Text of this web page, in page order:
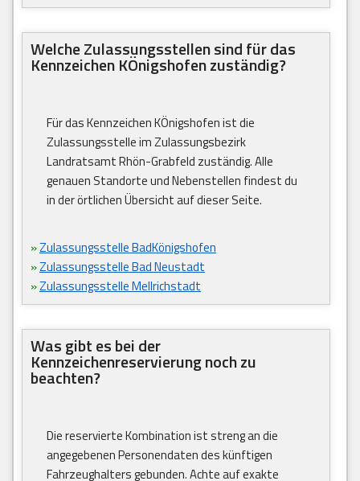
Welche Zulassungsstellen sind für das
Kennzeichen KÖnigshofen zuständig?
Für das Kennzeichen KÖnigshofen ist die
Zulassungsstelle im Zulassungsbezirk
Landratsamt Rhön-Grabfeld zuständig. Alle
genauen Standorte und Nebenstellen findest du
in der örtlichen Übersicht auf dieser Seite.
»Zulassungsstelle BadKönigshofen
»Zulassungsstelle Bad Neustadt
»Zulassungsstelle Mellrichstadt
Was gibt es bei der
Kennzeichenreservierung noch zu
beachten?
Die reservierte Kombination ist streng an die
angegebenen Personendaten des künftigen
Fahrzeughalters gebunden. Achte auf exakte